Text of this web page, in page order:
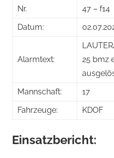
Steiner
Nr.
47 – f14
Datum:
Alarmtext:
25 bmz
Mannschaft:
17
Fahrzeuge:
KDOF
Einsatzbericht: